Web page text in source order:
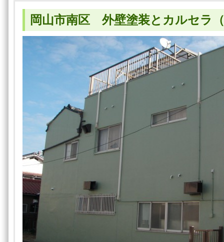
岡山市南区 外壁塗装とカルセラ